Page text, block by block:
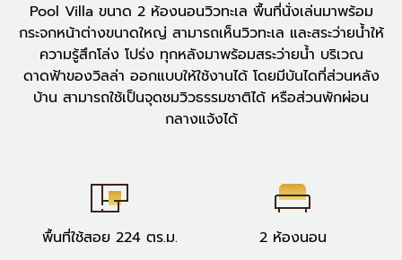
Pool Villa ขนาด 2 ห้องนอนวิวทะเล พื้นที่นั่งเล่นมาพร้อม
กระจกหน้าต่างขนาดใหญ่ สามารถเห็นวิวทะเล และสระว่ายน้ำให้
ความรู้สึกโล่ง โปร่ง ทุกหลังมาพร้อมสระว่ายน้ำ บริเวณ
ดาดฟ้าของวิลล่า ออกแบบให้ใช้งานได้ โดยมีบันไดที่ส่วนหลัง
บ้าน สามารถใช้เป็นจุดชมวิวธรรมชาติได้ หรือส่วนพักผ่อน
กลางแจ้งได้
พื้นที่ใช้สอย 224 ตร.ม. 2 ห้องนอน